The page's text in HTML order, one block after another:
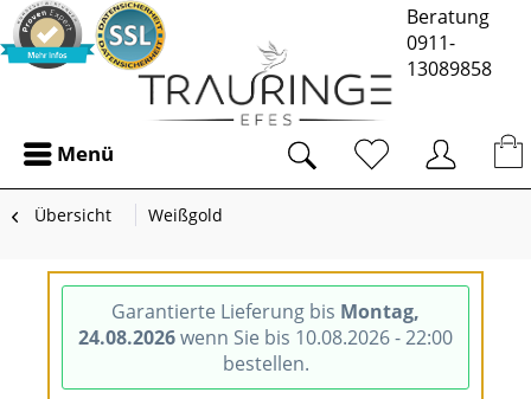
Beratung
0911-
13089858
Menü
Übersicht Weißgold
Garantierte Lieferung bis Montag,
24.08.2026wenn Sie bis 10.08.2026 - 22:00
bestellen.